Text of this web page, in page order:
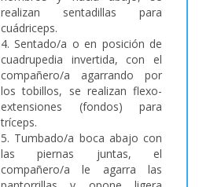
realizan sentadillas para
cuádriceps.
4. Sentado/a o en posición de
cuadrupedia invertida, con el
compañero/a agarrando por
los tobillos, se realizan flexo-
extensiones (fondos) para
tríceps.
5. Tumbado/a boca abajo con
las piernas juntas, el
compañero/a le agarra las